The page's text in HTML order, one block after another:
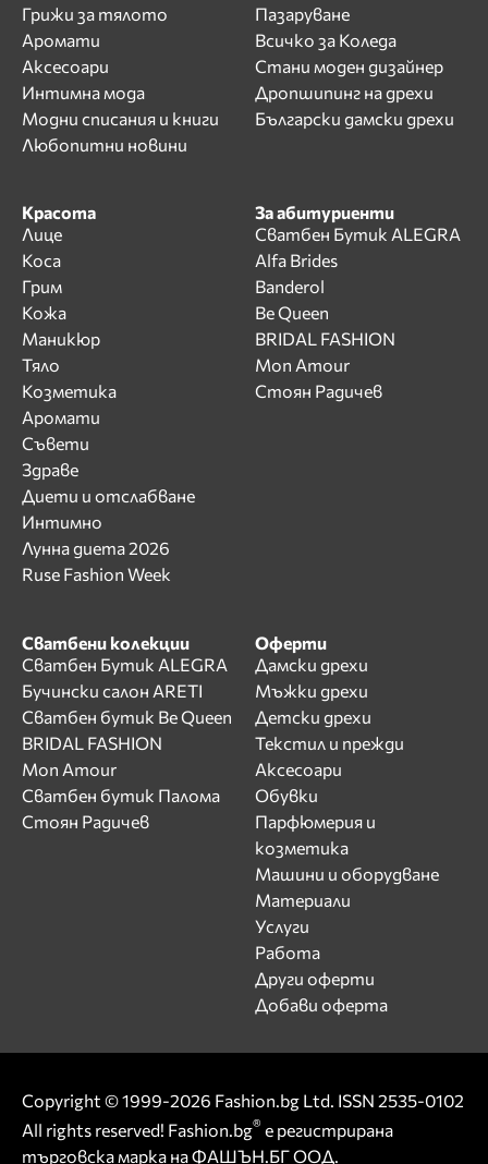
Грижи за тялото
Аромати
Аксесоари
Интимна мода
Модни списания и книги
Любопитни новини
Пазаруване
Всичко за Коледа
Стани моден дизайнер
Дропшипинг на дрехи
Български дамски дрехи
Красота
Лице
Коса
Грим
Кожа
Маникюр
Тяло
Козметика
Аромати
Съвети
Здраве
Диети и отслабване
Интимно
Лунна диета 2026
Ruse Fashion Week
За абитуриенти
Сватбен Бутик ALEGRA
Alfa Brides
Banderol
Be Queen
BRIDAL FASHION
Mon Amour
Стоян Радичев
Сватбени колекции
Сватбен Бутик ALEGRA
Бучински салон ARETI
Сватбен бутик Be Queen
BRIDAL FASHION
Mon Amour
Сватбен бутик Палома
Стоян Радичев
Оферти
Дамски дрехи
Мъжки дрехи
Детски дрехи
Текстил и прежди
Аксесоари
Обувки
Парфюмерия и
козметика
Машини и оборудване
Материали
Услуги
Работа
Други оферти
Добави оферта
Copyright © 1999-2026 Fashion.bg Ltd. ISSN 2535-0102
All rights reserved! Fashion.bg® е регистрирана
търговска марка на ФАШЪН.БГ ООД.